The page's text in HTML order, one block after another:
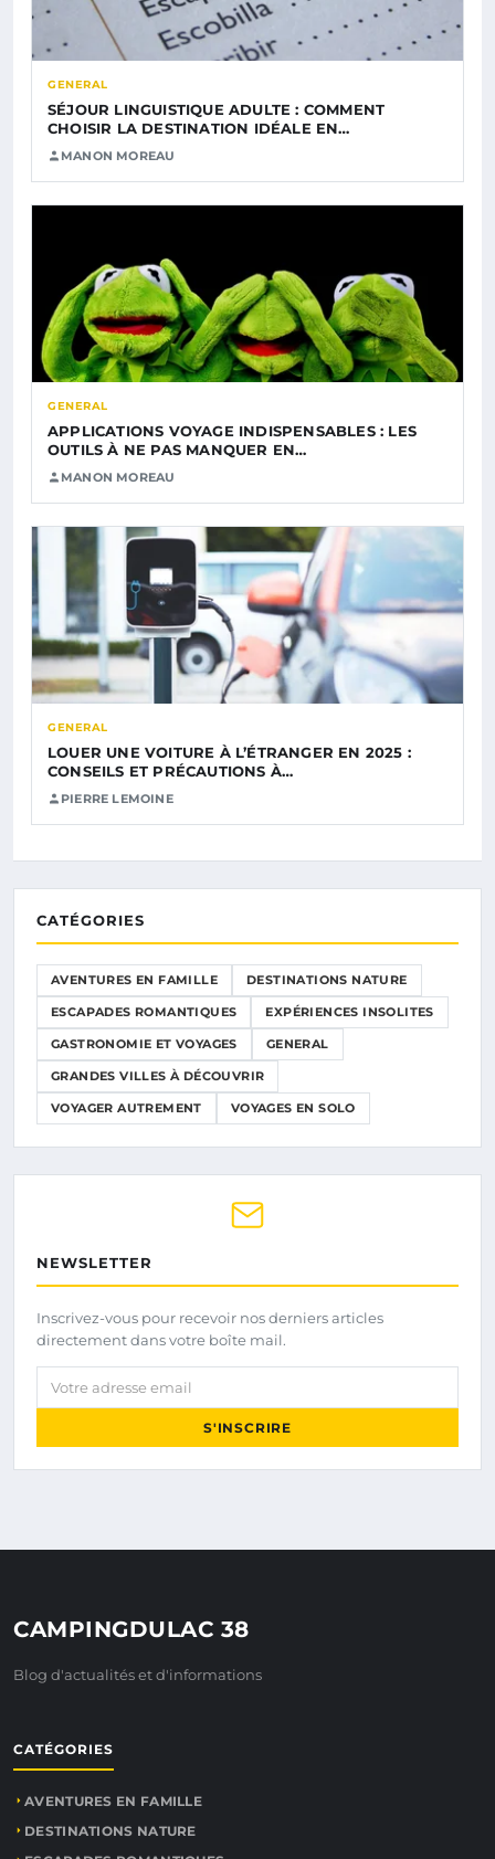
GENERAL
SÉJOUR LINGUISTIQUE ADULTE : COMMENT
CHOISIR LA DESTINATION IDÉALE EN…
MANON MOREAU
GENERAL
APPLICATIONS VOYAGE INDISPENSABLES : LES
OUTILS À NE PAS MANQUER EN…
MANON MOREAU
GENERAL
LOUER UNE VOITURE À L’ÉTRANGER EN 2025 :
CONSEILS ET PRÉCAUTIONS À…
PIERRE LEMOINE
CATÉGORIES
AVENTURES EN FAMILLE DESTINATIONS NATURE
ESCAPADES ROMANTIQUES EXPÉRIENCES INSOLITES
GASTRONOMIE ET VOYAGES GENERAL
GRANDES VILLES À DÉCOUVRIR
VOYAGER AUTREMENT VOYAGES EN SOLO
NEWSLETTER
Inscrivez-vous pour recevoir nos derniers articles
directement dans votre boîte mail.
Votre adresse email
S'INSCRIRE
CAMPINGDULAC 38
Blog d'actualités et d'informations
CATÉGORIES
AVENTURES EN FAMILLE
DESTINATIONS NATURE